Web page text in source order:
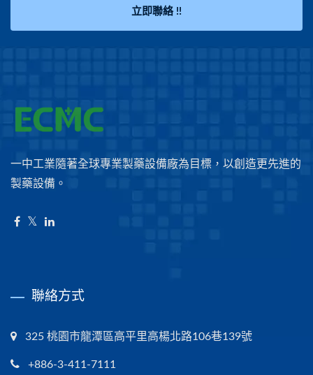
立即聯絡 !!
一中工業隨著全球專業製藥設備廠為目標，以創造更先進的
製藥設備。
聯絡方式
325 桃園市龍潭區高平里高楊北路106巷139號
+886-3-411-7111